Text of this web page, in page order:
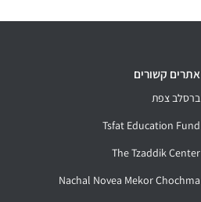
אתרים קשורים
ברסלב צפת
Tsfat Education Fund
The Tzaddik Center
Nachal Novea Mekor Chochma